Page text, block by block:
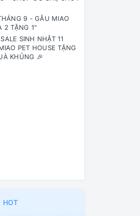
9 - GÂU MIAO
2 TẶNG 1"
SINH NHẬT 11
PET HOUSE TẶNG
KHỦNG 🎉
HOT